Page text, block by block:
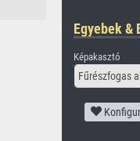
Egyebek &
Képakasztó
Fűrészfogas